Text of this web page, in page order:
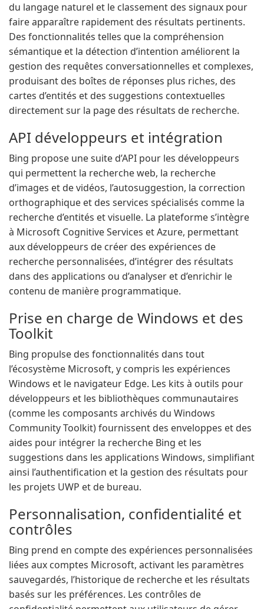
du langage naturel et le classement des signaux pour
faire apparaître rapidement des résultats pertinents.
Des fonctionnalités telles que la compréhension
sémantique et la détection d’intention améliorent la
gestion des requêtes conversationnelles et complexes,
produisant des boîtes de réponses plus riches, des
cartes d’entités et des suggestions contextuelles
directement sur la page des résultats de recherche.
API développeurs et intégration
Bing propose une suite d’API pour les développeurs
qui permettent la recherche web, la recherche
d’images et de vidéos, l’autosuggestion, la correction
orthographique et des services spécialisés comme la
recherche d’entités et visuelle. La plateforme s’intègre
à Microsoft Cognitive Services et Azure, permettant
aux développeurs de créer des expériences de
recherche personnalisées, d’intégrer des résultats
dans des applications ou d’analyser et d’enrichir le
contenu de manière programmatique.
Prise en charge de Windows et des
Toolkit
Bing propulse des fonctionnalités dans tout
l’écosystème Microsoft, y compris les expériences
Windows et le navigateur Edge. Les kits à outils pour
développeurs et les bibliothèques communautaires
(comme les composants archivés du Windows
Community Toolkit) fournissent des enveloppes et des
aides pour intégrer la recherche Bing et les
suggestions dans les applications Windows, simplifiant
ainsi l’authentification et la gestion des résultats pour
les projets UWP et de bureau.
Personnalisation, confidentialité et
contrôles
Bing prend en compte des expériences personnalisées
liées aux comptes Microsoft, activant les paramètres
sauvegardés, l’historique de recherche et les résultats
basés sur les préférences. Les contrôles de